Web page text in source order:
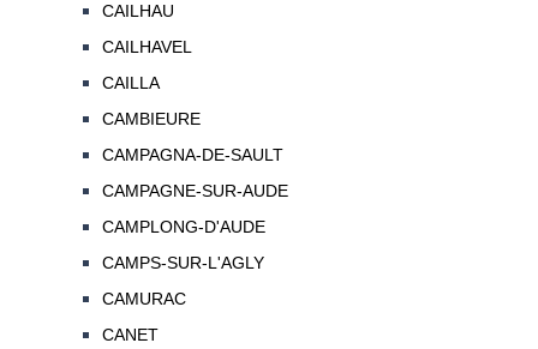
CAILHAU
CAILHAVEL
CAILLA
CAMBIEURE
CAMPAGNA-DE-SAULT
CAMPAGNE-SUR-AUDE
CAMPLONG-D'AUDE
CAMPS-SUR-L'AGLY
CAMURAC
CANET